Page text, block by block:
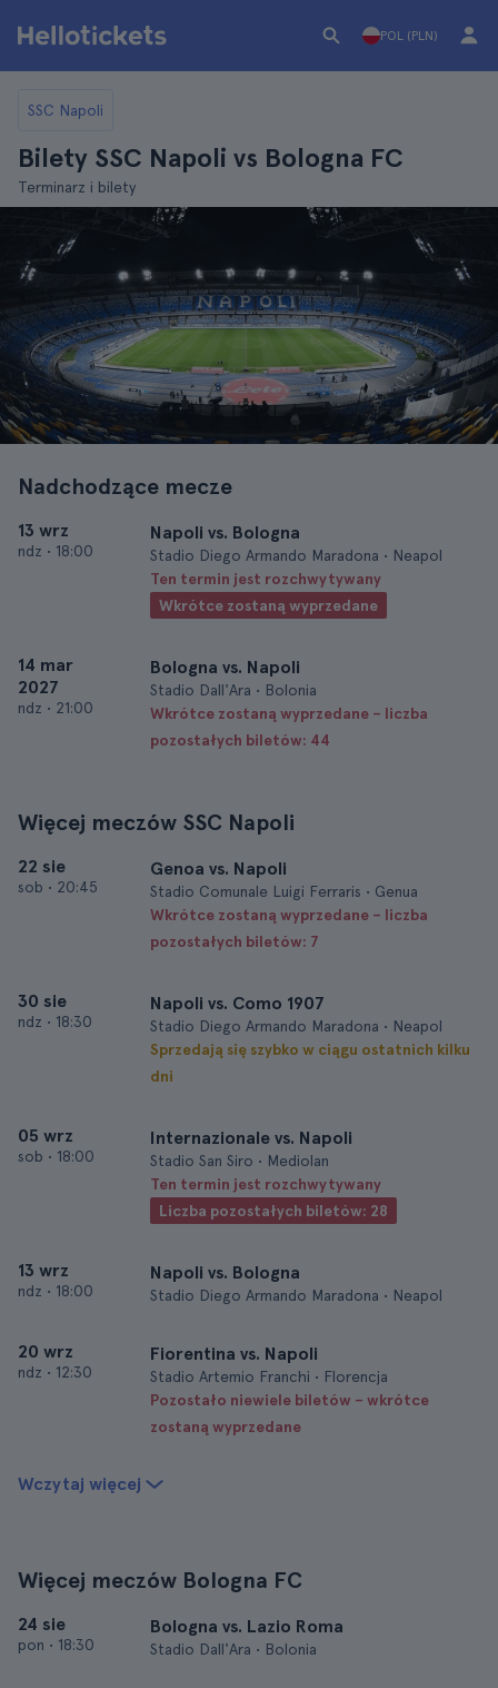
POL (PLN)
SSC Napoli
Bilety SSC Napoli vs Bologna FC
Terminarz i bilety
Nadchodzące mecze
13 wrz
ndz • 18:00
Napoli vs. Bologna
Stadio Diego Armando Maradona • Neapol
Ten termin jest rozchwytywany
Wkrótce zostaną wyprzedane
14 mar
2027
ndz • 21:00
Bologna vs. Napoli
Stadio Dall'Ara • Bolonia
Wkrótce zostaną wyprzedane – liczba
pozostałych biletów: 44
Więcej meczów SSC Napoli
22 sie
sob • 20:45
Genoa vs. Napoli
Stadio Comunale Luigi Ferraris • Genua
Wkrótce zostaną wyprzedane – liczba
pozostałych biletów: 7
30 sie
ndz • 18:30
Napoli vs. Como 1907
Stadio Diego Armando Maradona • Neapol
Sprzedają się szybko w ciągu ostatnich kilku
dni
05 wrz
sob • 18:00
Internazionale vs. Napoli
Stadio San Siro • Mediolan
Ten termin jest rozchwytywany
Liczba pozostałych biletów: 28
13 wrz
ndz • 18:00
Napoli vs. Bologna
Stadio Diego Armando Maradona • Neapol
20 wrz
ndz • 12:30
Fiorentina vs. Napoli
Stadio Artemio Franchi • Florencja
Pozostało niewiele biletów – wkrótce
zostaną wyprzedane
Wczytaj więcej
Więcej meczów Bologna FC
24 sie
pon • 18:30
Bologna vs. Lazio Roma
Stadio Dall'Ara • Bolonia